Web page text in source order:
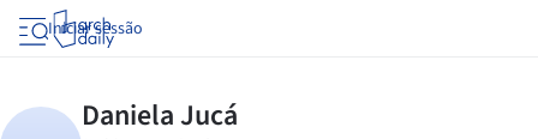
Iniciar sessão